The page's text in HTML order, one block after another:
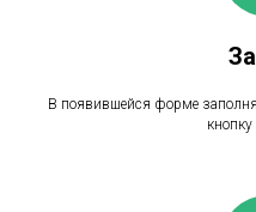
В появившейся форме
кнопку